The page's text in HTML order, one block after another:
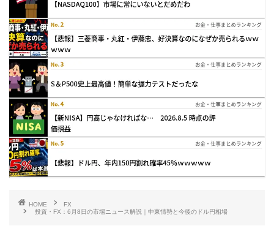
HOME
FX
投資・FX：6月8日の市場ニュース解説｜中東情勢と今後のドル円相場